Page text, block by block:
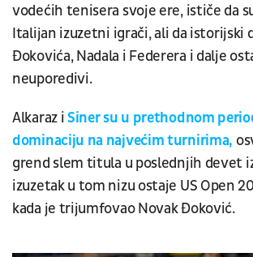
vodećih tenisera svoje ere, ističe da
Italijan izuzetni igrači, ali da istorijski
Đokovića, Nadala i Federera i dalje
neuporedivi.
Alkaraz iSiner su u prethodnom
dominaciju na najvećim turnirima,
grend slem titula u poslednjih devet
izuzetak u tom nizu ostaje US Open
kada je trijumfovao Novak Đoković.